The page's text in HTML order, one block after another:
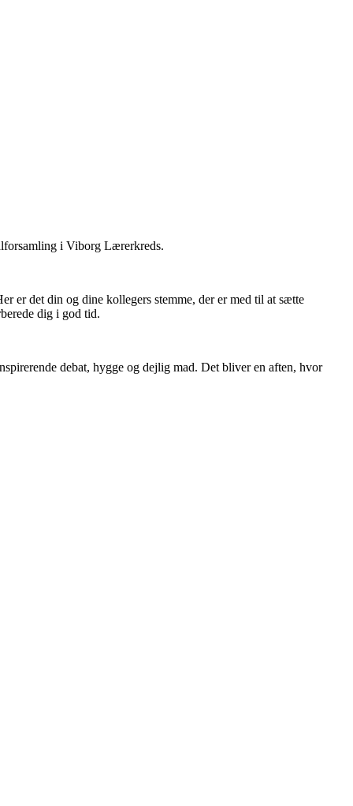
i Viborg Lærerkreds.
er det din og dine kollegers stemme, der er med til at sætte
dig i god tid.
debat, hygge og dejlig mad. Det bliver en aften, hvor